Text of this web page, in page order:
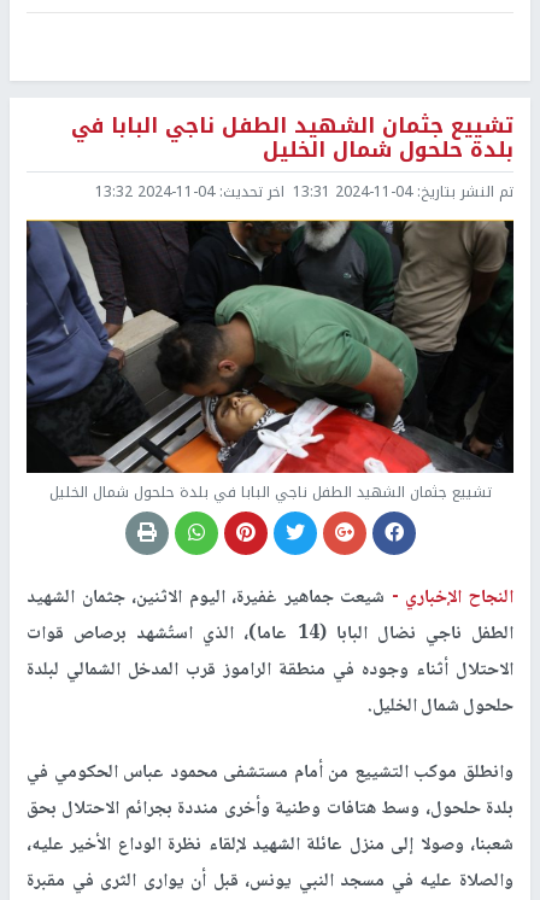
تشييع جثمان الشهيد الطفل ناجي البابا في
بلدة حلحول شمال الخليل
تم النشر بتاريخ:2024-11-04 13:31 اخر تحديث:2024-11-04 13:32
تشييع جثمان الشهيد الطفل ناجي البابا في بلدة حلحول شمال الخليل
النجاح الإخباري - شيعت جماهير غفيرة، اليوم الاثنين، جثمان الشهيد
الطفل ناجي نضال البابا (14 عاما)، الذي استُشهد برصاص قوات
الاحتلال أثناء وجوده في منطقة الراموز قرب المدخل الشمالي لبلدة
حلحول شمال الخليل.
وانطلق موكب التشييع من أمام مستشفى محمود عباس الحكومي في
بلدة حلحول، وسط هتافات وطنية وأخرى منددة بجرائم الاحتلال بحق
شعبنا، وصولا إلى منزل عائلة الشهيد لإلقاء نظرة الوداع الأخير عليه،
والصلاة عليه في مسجد النبي يونس، قبل أن يوارى الثرى في مقبرة